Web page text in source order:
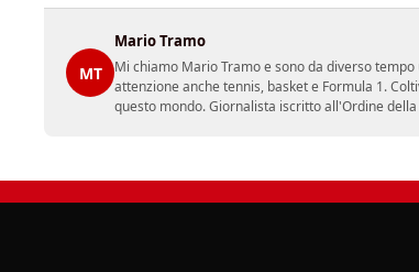
MT
Mario Tramo
Mi chiamo Mario Tramo e sono da diverso
attenzione anche tennis, basket e Formula 1.
questo mondo. Giornalista iscritto all'Ordine